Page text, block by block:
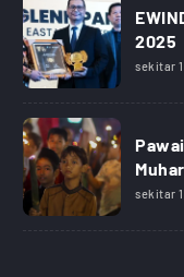
2025
sekitar
sekitar